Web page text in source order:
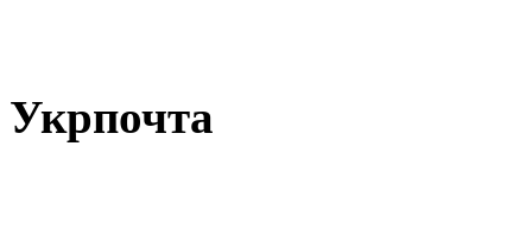
Укрпочта